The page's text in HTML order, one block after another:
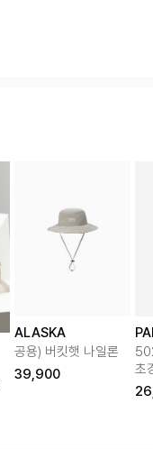
ALASKA
공용) 버킷햇 나일론
39,900
초